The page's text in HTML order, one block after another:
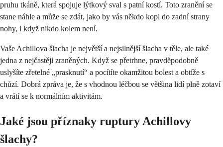
pruhu tkáně, která spojuje lýtkový sval s patní kostí. Toto zranění se
stane náhle a může se zdát, jako by vás někdo kopl do zadní strany
nohy, i když nikdo kolem není.
Vaše Achillova šlacha je největší a nejsilnější šlacha v těle, ale také
jedna z nejčastěji zraněných. Když se přetrhne, pravděpodobně
uslyšíte zřetelné „prasknutí“ a pocítíte okamžitou bolest a obtíže s
chůzí. Dobrá zpráva je, že s vhodnou léčbou se většina lidí plně zotaví
a vrátí se k normálním aktivitám.
Jaké jsou příznaky ruptury Achillovy
šlachy?